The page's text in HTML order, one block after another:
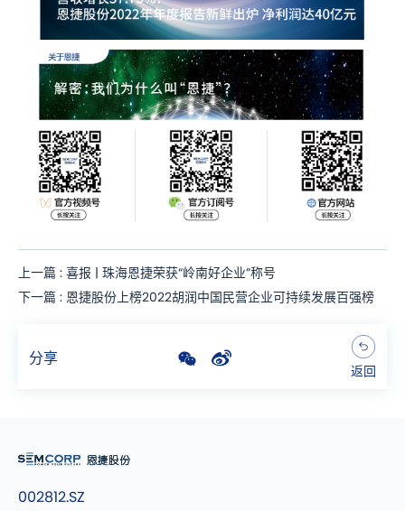
上一篇 : 喜报 | 珠海恩捷荣获“岭南好企业”称号
下一篇 : 恩捷股份上榜2022胡润中国民营企业可持续发展百强榜
分享
返回
002812.SZ